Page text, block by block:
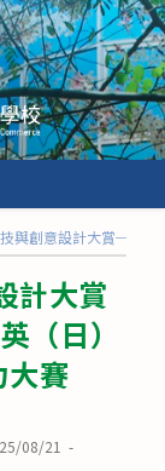
與創意設計大賞
計大賞
（日）
大賽
08/21